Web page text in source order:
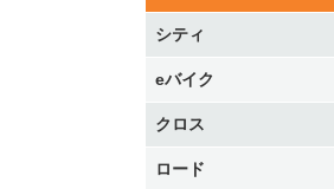
シティ
eバイク
クロス
ロード